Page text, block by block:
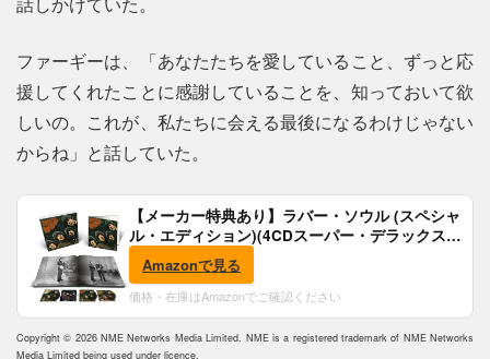
ファーギーは、「あなたたちを愛していること、ずっと応
援してくれたことに感謝していることを、知っておいて欲
しいの。これが、私たちに会える最後になるわけじゃない
からね」と話していた。
【メーカー特典あり】ラバー・ソウル (スペシャ
ル・エディション)(4CDスーパー・デラックス)
(完全生産限定盤)(SHM-CD)(特典:B2ポスター付)
Amazonで見る
価格・在庫はAmazonでご確認ください
Copyright © 2026 NME Networks Media Limited. NME is a registered trademark of NME Networks
Media Limited being used under licence.